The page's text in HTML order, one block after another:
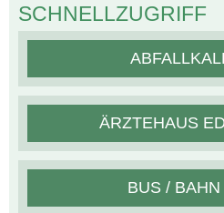
SCHNELLZUGRIFF
ÄRZTEHAUS
BUS /